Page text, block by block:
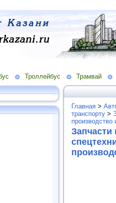
Троллейбус Трамвай
Главная >
транспорту >
производство